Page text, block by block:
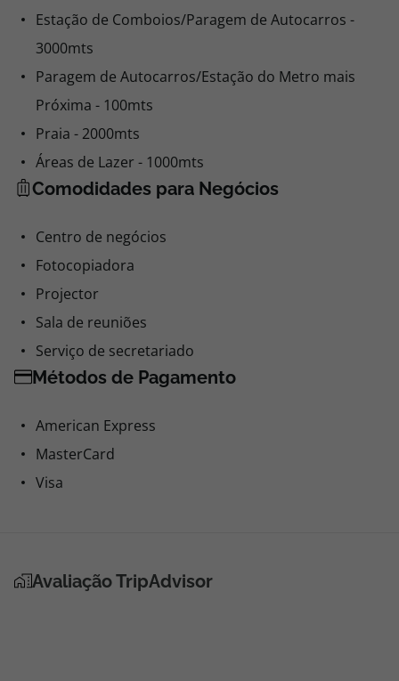
Estação de Comboios/Paragem de Autocarros -
3000mts
Paragem de Autocarros/Estação do Metro mais
Próxima - 100mts
Praia - 2000mts
Áreas de Lazer - 1000mts
Comodidades para Negócios
Centro de negócios
Fotocopiadora
Projector
Sala de reuniões
Serviço de secretariado
Métodos de Pagamento
American Express
MasterCard
Visa
Avaliação TripAdvisor